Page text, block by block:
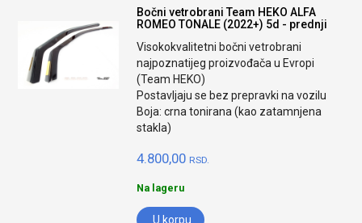
Bočni vetrobrani Team HEKO ALFA
ROMEO TONALE (2022+) 5d - prednji
Visokokvalitetni bočni vetrobrani
najpoznatijeg proizvođača u Evropi
(Team HEKO)
Postavljaju se bez prepravki na vozilu
Boja: crna tonirana (kao zatamnjena
stakla)
4.800,00 RSD.
Na lageru
U korpu